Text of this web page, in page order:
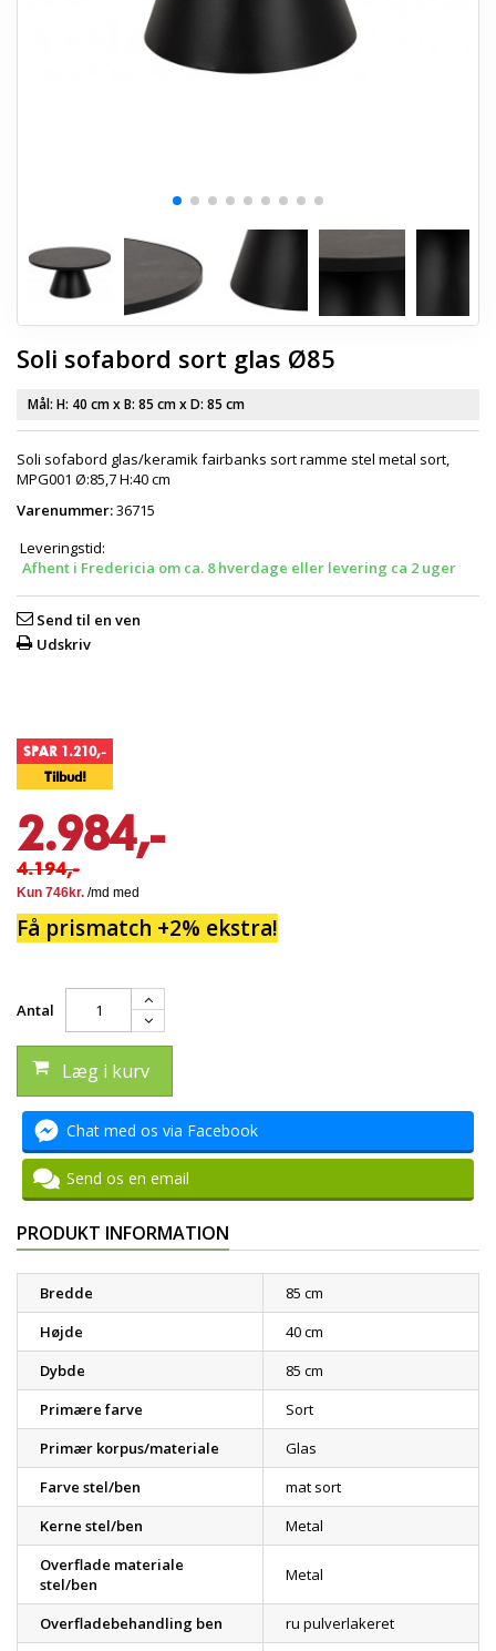
Soli sofabord sort glas Ø85
Mål: H: 40 cmx B: 85 cmx D: 85 cm
Soli sofabord glas/keramik fairbanks sort ramme stel metal sort,
MPG001 Ø:85,7 H:40 cm
Varenummer:36715
Leveringstid:
Afhent i Fredericia om ca. 8 hverdage eller levering ca 2 uger
Send til en ven
Udskriv
SPAR 1.210,-
Tilbud!
2.984,-
4.194,-
Få prismatch +2% ekstra!
Antal
Læg i kurv
Chat med os via Facebook
Send os en email
PRODUKT INFORMATION
Bredde
85 cm
Højde
40 cm
Dybde
85 cm
Primære farve
Sort
Primær korpus/materiale
Glas
Farve stel/ben
mat sort
Kerne stel/ben
Metal
Overflade materiale
stel/ben
Metal
Overfladebehandling ben ru pulverlakeret